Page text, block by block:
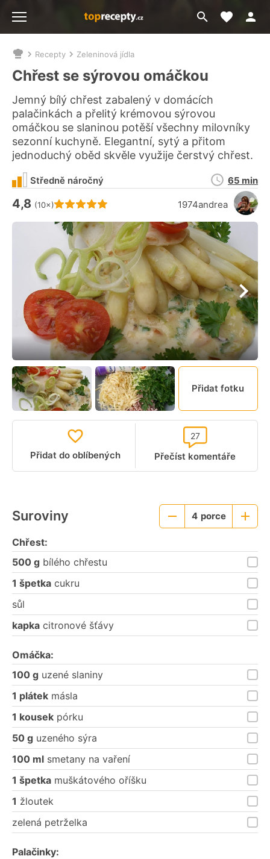
Přejít
na
Moje
Nacházíte
se
zde:
Recepty Zeleninová jídla
Chřest se sýrovou omáčkou
Jemný bílý chřest zabalený v domácích
palačinkách a přelitý krémovou sýrovou
omáčkou se slaninou potěší všechny milovníky
sezonní kuchyně. Elegantní, sytý a přitom
jednoduchý oběd skvěle využije čerstvý chřest.
Hodnocení receptu je
4,8 (10×) 1974andrea
Středně náročný
Doba
přípravy
65 min
Přidat fotku
Přidat do oblíbených Přečíst komentáře
27
Suroviny
Menší
4 porce
Větší
Chřest:
500 g bílého chřestu
1 špetka cukru
sůl
kapka citronové šťávy
Omáčka:
100 g uzené slaniny
1 plátek másla
1 kousek pórku
50 g uzeného sýra
100 ml smetany na vaření
1 špetka muškátového oříšku
1 žloutek
zelená petrželka
Palačinky: